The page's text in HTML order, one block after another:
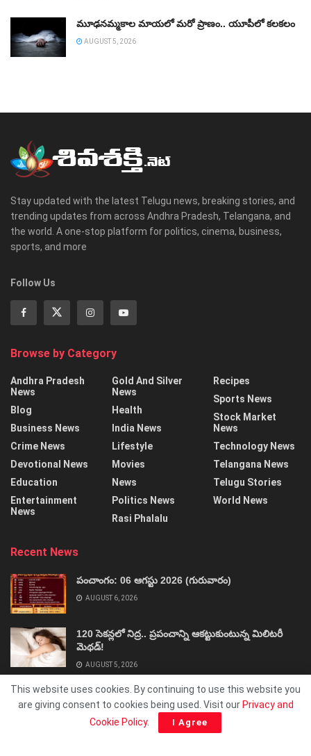
మూఢనమ్మకాల మాయలో మరో ప్రాణం.. యూపీలో కలకలం
AUGUST 5, 2026
Stay updated with the latest Telugu news, breaking stories, and
trending updates from across Andhra Pradesh, Telangana, and
the world. A one-stop platform for politics, cinema, business,
sports, and more
Follow Us
Browse by Category
Andhra Pradesh
News
Blog
Business News
Crime News
Devotional News
Education
Entertainment
News
Gold And Silver
News
Health
India News
Lifestyle
Movies
News
Politics News
Rasi Phalalu
Recipes
Sports News
Stock Market
News
Technology News
Telangana News
Telugu Stories
World News
Recent News
పంచాంగం: 06 ఆగస్టు 2026 (గురువారం)
AUGUST 6, 2026
120 సెకన్లలో నిద్ర.. ప్రపంచాన్ని ఆకట్టుకుంటున్న మిలిటరీ
మెథడ్!
AUGUST 5, 2026
This website uses cookies. By continuing to use this website you
are giving consent to cookies being used. Visit our Privacy and
Cookie Policy. I Agree